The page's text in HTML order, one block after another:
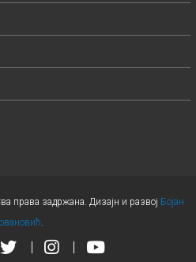
права задржана. Дизајн и развој Бојан
.